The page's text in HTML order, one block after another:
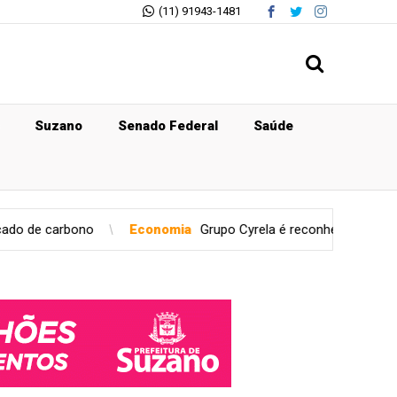
(11) 91943-1481
Suzano Senado Federal Saúde
Economia Grupo Cyrela é reconhecido como Empresa